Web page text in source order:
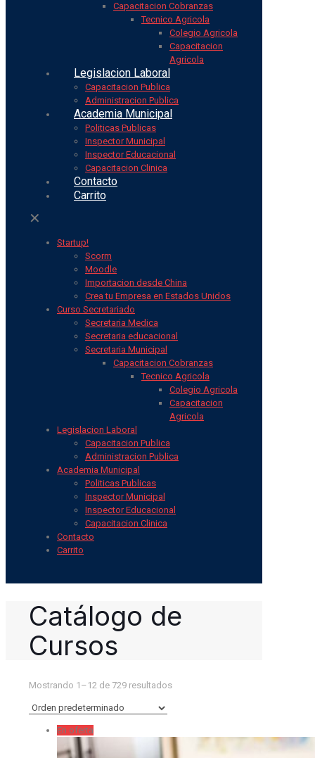
Capacitacion Cobranzas
Tecnico Agricola
Colegio Agricola
Capacitacion
Agricola
Legislacion Laboral
Capacitacion Publica
Administracion Publica
Academia Municipal
Politicas Publicas
Inspector Municipal
Inspector Educacional
Capacitacion Clinica
Contacto
Carrito
✕
Startup!
Scorm
Moodle
Importacion desde China
Crea tu Empresa en Estados Unidos
Curso Secretariado
Secretaria Medica
Secretaria educacional
Secretaria Municipal
Capacitacion Cobranzas
Tecnico Agricola
Colegio Agricola
Capacitacion
Agricola
Legislacion Laboral
Capacitacion Publica
Administracion Publica
Academia Municipal
Politicas Publicas
Inspector Municipal
Inspector Educacional
Capacitacion Clinica
Contacto
Carrito
Catálogo de
Cursos
Mostrando 1–12 de 729 resultados
En oferta